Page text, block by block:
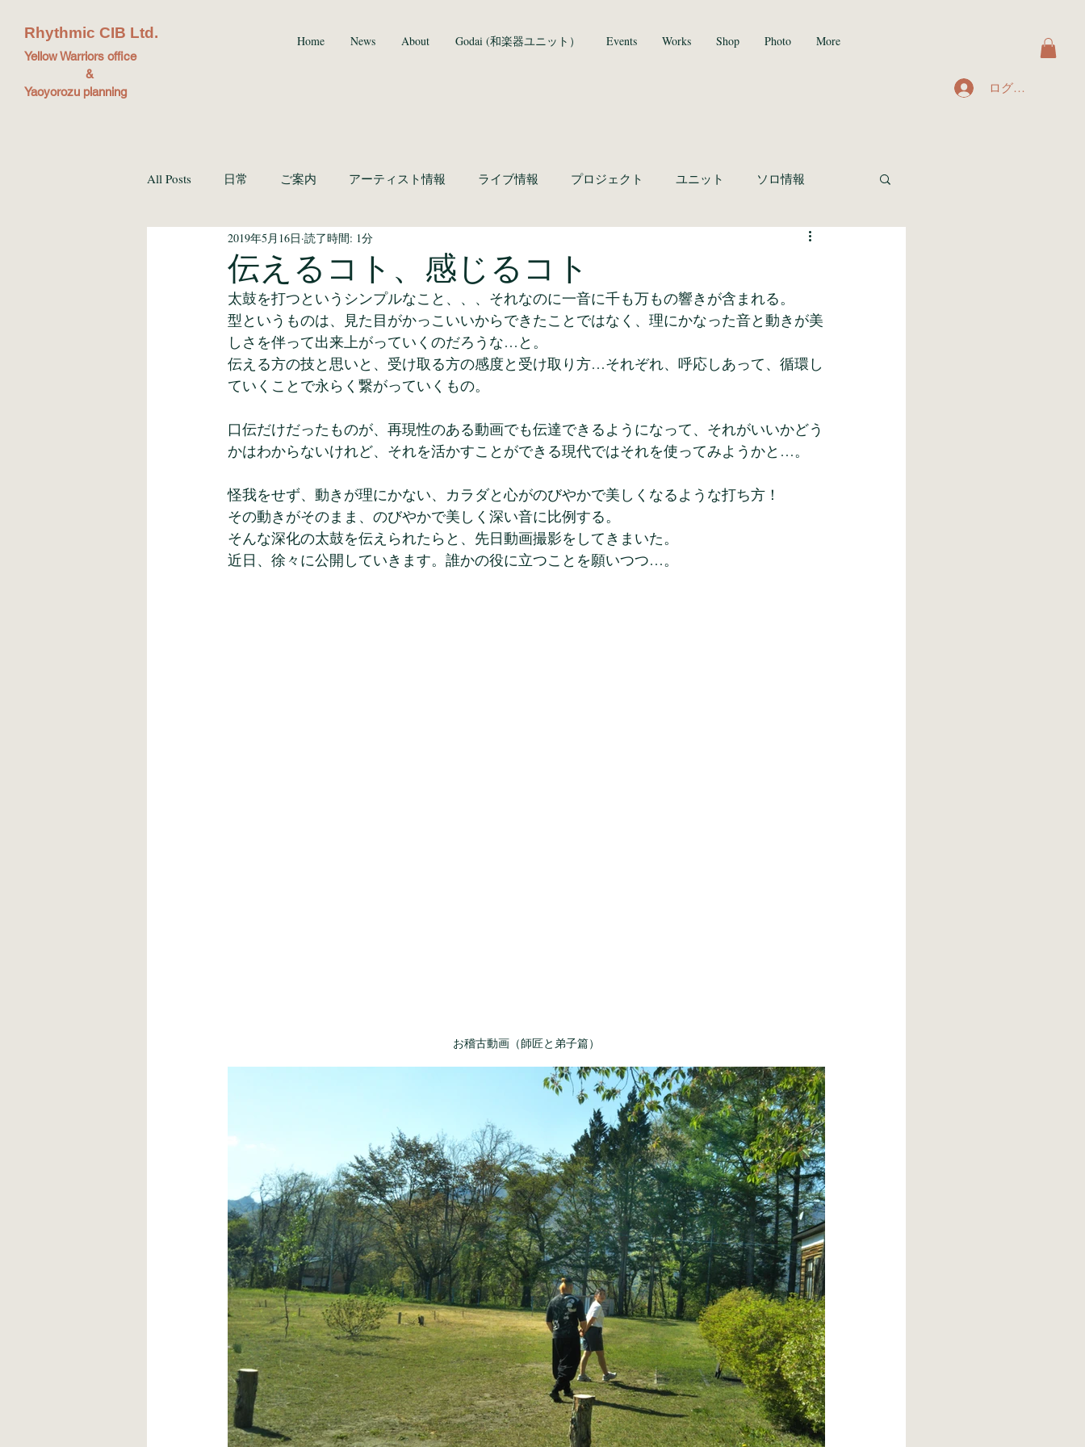
Rhythmic CIB Ltd.
Yellow Warriors office
&
Yaoyorozu planning
Home News About Godai (和楽器ユニット） Events Works Shop Photo More
ログイン
All Posts 日常 ご案内 アーティスト情報 ライブ情報 プロジェクト ユニット ソロ情報
ブッキング
伝えるコト、感じるコト
2019年5月16日 読了時間: 1分
太鼓を打つというシンプルなこと、、、それなのに一音に千も万もの響きが含まれる。
型というものは、見た目がかっこいいからできたことではなく、理にかなった音と動きが美
しさを伴って出来上がっていくのだろうな…と。
伝える方の技と思いと、受け取る方の感度と受け取り方…それぞれ、呼応しあって、循環し
ていくことで永らく繋がっていくもの。
口伝だけだったものが、再現性のある動画でも伝達できるようになって、それがいいかどう
かはわからないけれど、それを活かすことができる現代ではそれを使ってみようかと…。
怪我をせず、動きが理にかない、カラダと心がのびやかで美しくなるような打ち方！
その動きがそのまま、のびやかで美しく深い音に比例する。
そんな深化の太鼓を伝えられたらと、先日動画撮影をしてきまいた。
近日、徐々に公開していきます。誰かの役に立つことを願いつつ…。
お稽古動画（師匠と弟子篇）